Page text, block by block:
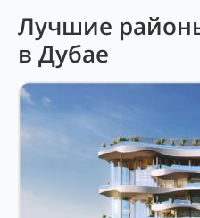
Лучшие
в Дубае